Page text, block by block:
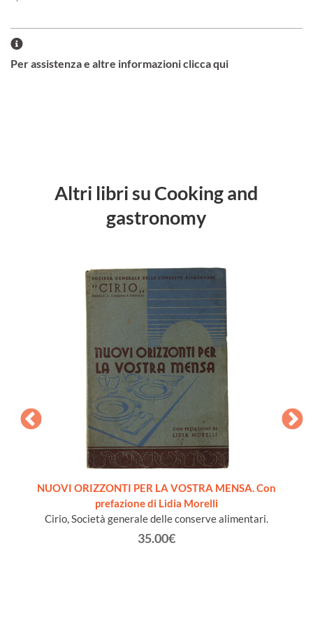
Per assistenza e altre informazioni clicca qui
Altri libri su Cooking and
gastronomy
NUOVI ORIZZONTI PER LA VOSTRA MENSA. Con
prefazione di Lidia Morelli
Cirio, Società generale delle conserve alimentari.
35.00€